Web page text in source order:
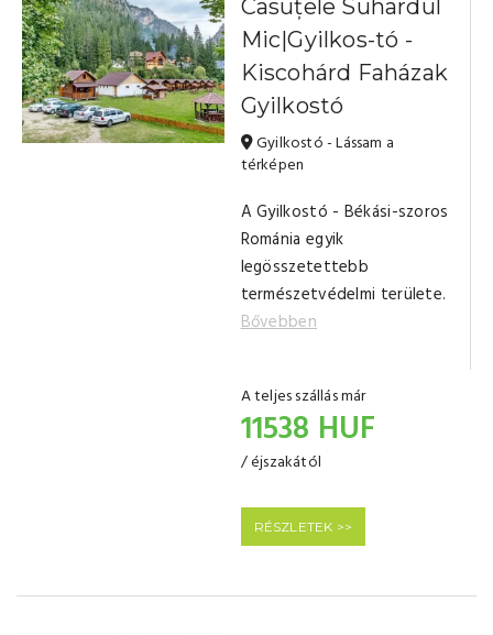
Casuțele Suhardul
Mic|Gyilkos-tó -
Kiscohárd Faházak
Gyilkostó
Gyilkostó - Lássam a
térképen
A Gyilkostó - Békási-szoros
Románia egyik
legösszetettebb
természetvédelmi területe.
Bővebben
A teljes szállás már
11538 HUF
/ éjszakától
RÉSZLETEK >>